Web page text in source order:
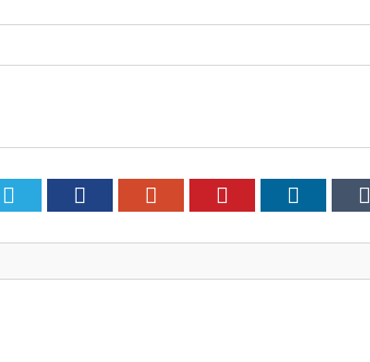
Twitter Facebook Google+ Pinterest LinkedIn